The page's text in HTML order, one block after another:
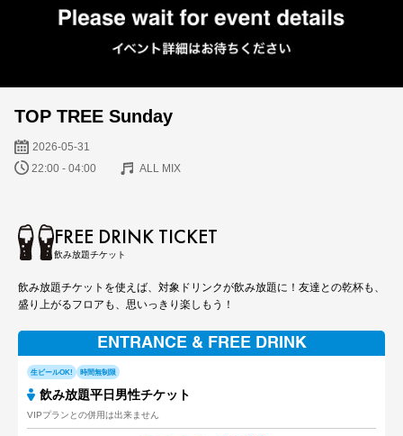
TOP TREE Sunday
2026-05-31
22:00 - 04:00 ALL MIX
FREE DRINK TICKET
飲み放題チケット
飲み放題チケットを使えば、対象ドリンクが飲み放題に！友達との乾杯も、
盛り上がるフロアも、思いっきり楽しもう！
ENTRANCE & FREE DRINK
生ビールOK! 時間無制限
飲み放題平日男性チケット
VIPプランとの併用は出来ません